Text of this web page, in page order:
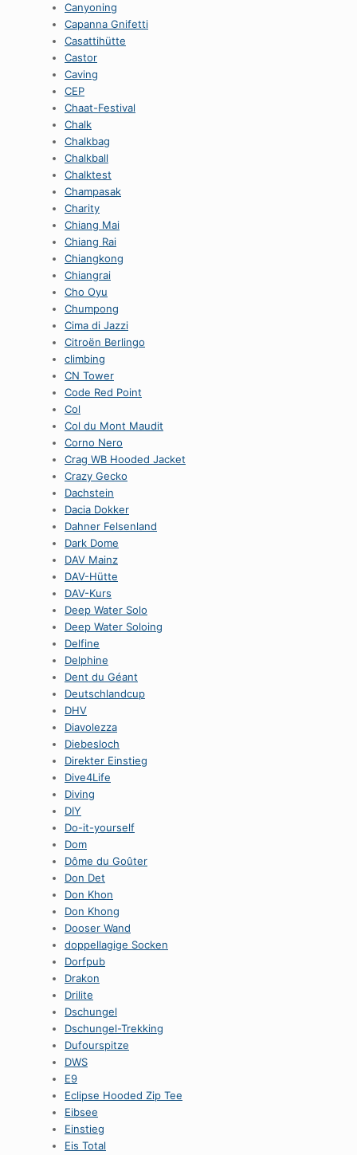
Canyoning
Capanna Gnifetti
Casattihütte
Castor
Caving
CEP
Chaat-Festival
Chalk
Chalkbag
Chalkball
Chalktest
Champasak
Charity
Chiang Mai
Chiang Rai
Chiangkong
Chiangrai
Cho Oyu
Chumpong
Cima di Jazzi
Citroën Berlingo
climbing
CN Tower
Code Red Point
Col
Col du Mont Maudit
Corno Nero
Crag WB Hooded Jacket
Crazy Gecko
Dachstein
Dacia Dokker
Dahner Felsenland
Dark Dome
DAV Mainz
DAV-Hütte
DAV-Kurs
Deep Water Solo
Deep Water Soloing
Delfine
Delphine
Dent du Géant
Deutschlandcup
DHV
Diavolezza
Diebesloch
Direkter Einstieg
Dive4Life
Diving
DIY
Do-it-yourself
Dom
Dôme du Goûter
Don Det
Don Khon
Don Khong
Dooser Wand
doppellagige Socken
Dorfpub
Drakon
Drilite
Dschungel
Dschungel-Trekking
Dufourspitze
DWS
E9
Eclipse Hooded Zip Tee
Eibsee
Einstieg
Eis Total